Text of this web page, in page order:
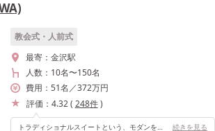
教会式・人前式
最寄： 金沢駅
人数： 10名〜150名
費用： 51名 ／372万円
評価： 4.32( 248件)
続きを見る